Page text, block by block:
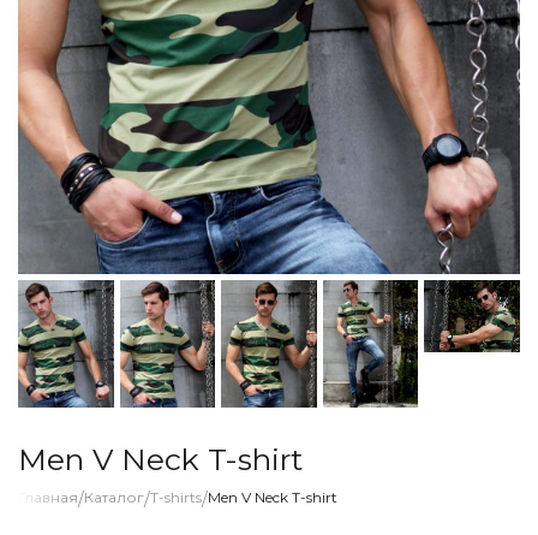
Men V Neck T-shirt
Главная/Каталог/T-shirts/Men V Neck T-shirt